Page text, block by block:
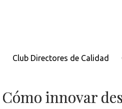
Club Directores de Calidad
innovar